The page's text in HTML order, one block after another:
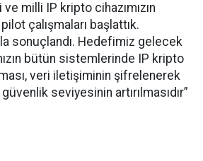
milli IP kripto cihazımızın
çalışmaları başlattık.
sonuçlandı. Hedefimiz gelecek
bütün sistemlerinde IP kripto
veri iletişiminin şifrelenerek
seviyesinin artırılmasıdır”